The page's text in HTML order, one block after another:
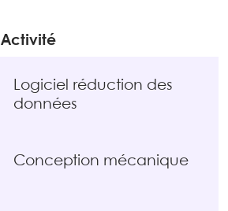
Activité
Logiciel réduction des
données
Conception mécanique